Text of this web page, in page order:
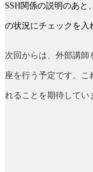
SSH関係の説明のあと
の状況にチェックを入
次回からは、外部講
座を行う予定です。こ
れることを期待してい